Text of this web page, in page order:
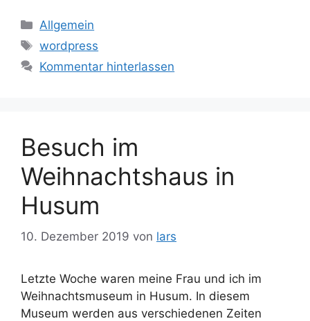
Kategorien
Allgemein
Schlagwörter
wordpress
Kommentar hinterlassen
Besuch im
Weihnachtshaus in
Husum
10. Dezember 2019 von lars
Letzte Woche waren meine Frau und ich im
Weihnachtsmuseum in Husum. In diesem
Museum werden aus verschiedenen Zeiten